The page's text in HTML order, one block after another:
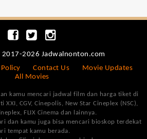
2026 Jadwalnonton.com
Contact Us
Movie Updates
All Movies
kamu mencari jadwal film dan harga tiket di
CGV, Cinepolis, New Star Cineplex (NSC),
FLIX Cinema dan lainnya.
dan kamu juga bisa mencari bioskop terdekat
tempat kamu berada.